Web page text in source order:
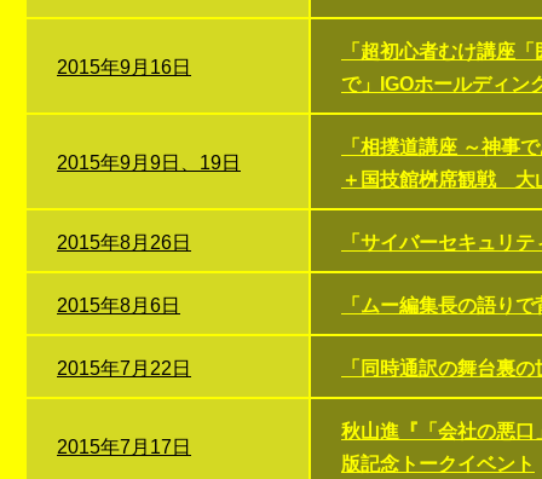
2015年9月16日
「超初心者むけ講座
で」IGOホールディン
2015年9月9日、19日
「相撲道講座 ～神事
＋国技館桝席観戦 大
2015年8月26日 「サイバーセキュリ
2015年8月6日 「ムー編集長の語り
2015年7月22日 「同時通訳の舞台裏
2015年7月17日
秋山進『「会社の悪
版記念トークイベント